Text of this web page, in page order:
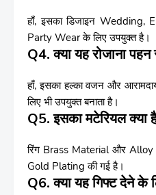
हाँ, इसका डिजाइन
Party Wear के लिए उपयुक्त है।
Q4. क्या यह रोजाना
हाँ, इसका हल्का वजन और
लिए भी उपयुक्त बनाता है।
Q5. इसका मटेरियल क्या
रिंग Brass Material और
Gold Plating की गई है।
Q6. क्या यह गिफ्ट देने के